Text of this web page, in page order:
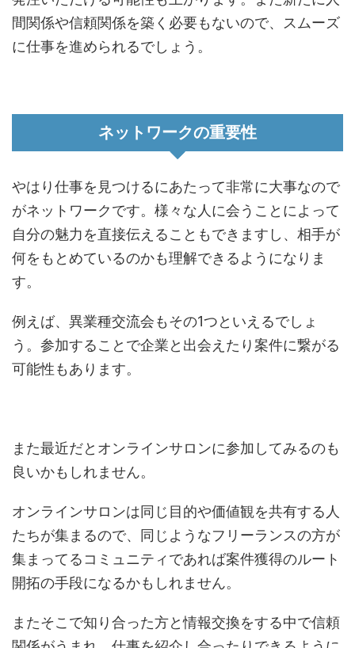
間関係や信頼関係を築く必要もないので、スムーズ
に仕事を進められるでしょう。
ネットワークの重要性
やはり仕事を見つけるにあたって非常に大事なので
がネットワークです。様々な人に会うことによって
自分の魅力を直接伝えることもできますし、相手が
何をもとめているのかも理解できるようになりま
す。
例えば、異業種交流会もその1つといえるでしょ
う。参加することで企業と出会えたり案件に繋がる
可能性もあります。
また最近だとオンラインサロンに参加してみるのも
良いかもしれません。
オンラインサロンは同じ目的や価値観を共有する人
たちが集まるので、同じようなフリーランスの方が
集まってるコミュニティであれば案件獲得のルート
開拓の手段になるかもしれません。
またそこで知り合った方と情報交換をする中で信頼